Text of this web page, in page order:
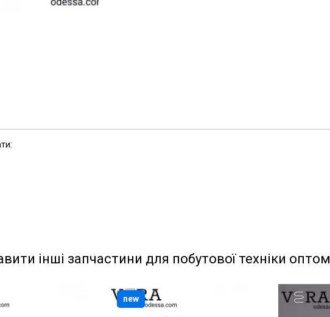
інші запчастини для побутової техніки оптом
new